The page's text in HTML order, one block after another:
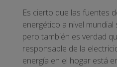
Es cierto que las fuentes
energético a nivel
pero también es verdad
responsable de la
energía en el hogar está